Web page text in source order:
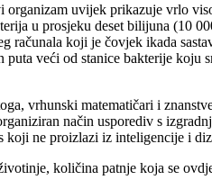
uvijek prikazuje vrlo
u prosjeku deset bilijuna (10
koji je čovjek ikada
veći od stanice bakterije koju
vrhunski matematičari i
način usporediv s
ne proizlazi iz inteligencije i
količina patnje koja se